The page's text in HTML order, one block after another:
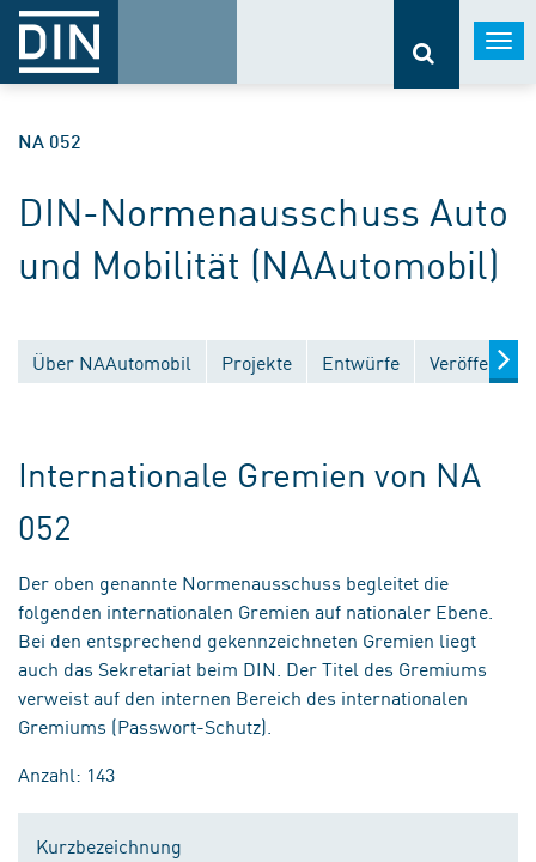
NA 052
DIN-Normenausschuss Auto
und Mobilität (NAAutomobil)
Über NAAutomobil Projekte Entwürfe
Internationale Gremien von NA
052
Der oben genannte Normenausschuss begleitet die
folgenden internationalen Gremien auf nationaler Ebene.
Bei den entsprechend gekennzeichneten Gremien liegt
auch das Sekretariat beim DIN. Der Titel des Gremiums
verweist auf den internen Bereich des internationalen
Gremiums (Passwort-Schutz).
Anzahl: 143
Kurzbezeichnung